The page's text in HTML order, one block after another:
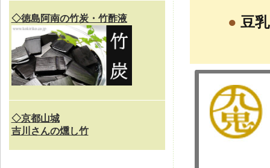
◇徳島阿南の竹炭・竹酢液
◇京都山城
吉川さんの燻し竹
● 豆